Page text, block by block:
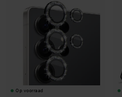
Op voorraad